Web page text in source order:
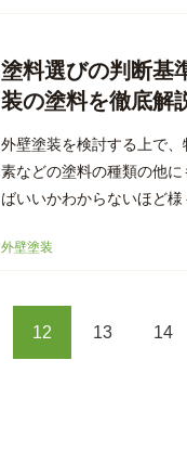
塗料選びの判断基
装の塗料を徹底解
外壁塗装を検討する上で
素などの塗料の種類の他
ばいいかわからないほど
外壁塗装
12 13 14